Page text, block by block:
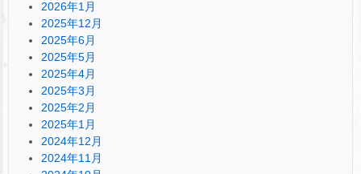
2026年1月
2025年12月
2025年6月
2025年5月
2025年4月
2025年3月
2025年2月
2025年1月
2024年12月
2024年11月